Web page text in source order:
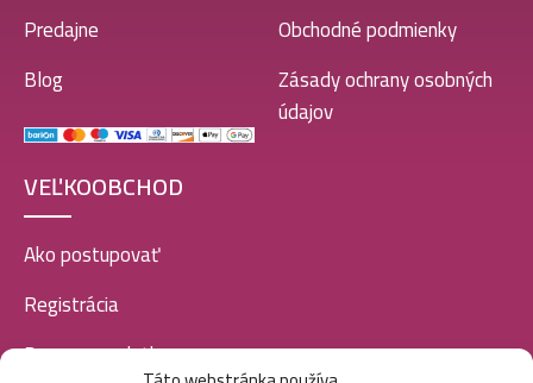
Predajne
Blog
Obchodné podmienky
Zásady ochrany osobných
údajov
VEĽKOOBCHOD
Ako postupovať
Registrácia
Doprava a platba